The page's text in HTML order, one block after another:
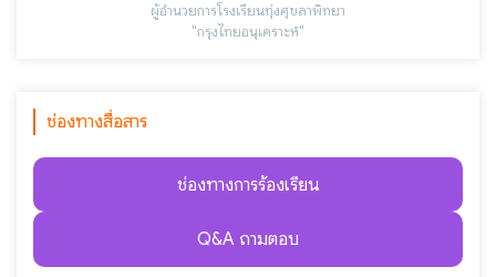
ผู้อำนวยการโรงเรียนทุ่งศุขลาพิทยา
"กรุงไทยอนุเคราะห์"
ช่องทางสื่อสาร
ช่องทางการร้องเรียน
Q&A ถามตอบ